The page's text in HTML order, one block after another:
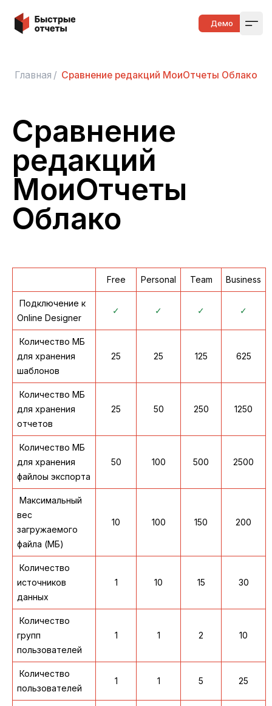
Быстрые отчеты Демо
Главная / Сравнение редакций МоиОтчеты Облако
Сравнение
редакций
МоиОтчеты
Облако
Free Personal Team Business
Подключение к
Online Designer
✓ ✓ ✓ ✓
Количество МБ
для хранения
шаблонов
25 25 125 625
Количество МБ
для хранения
отчетов
25 50 250 1250
Количество МБ
для хранения
файлоы экспорта
50 100 500 2500
Максимальный
вес
загружаемого
файла (МБ)
10 100 150 200
Количество
источников
данных
1 10 15 30
Количество
групп
пользователей
1 1 2 10
Количество
пользователей
1 1 5 25